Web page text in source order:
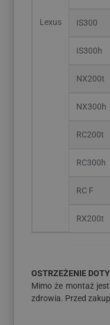
Lexus
IS300
IS300h
NX200t
NX300h
RC200t
RC300h
RC F
RX200t
OSTRZEŻENIE
Mimo że montaż
zdrowia. Przed